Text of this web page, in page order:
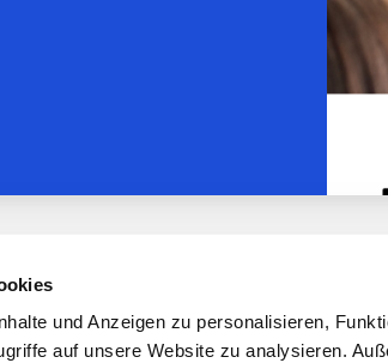
und Anzeigen zu personalisieren,
auf unsere Website zu analysieren.
Episoden Über uns Kontakt